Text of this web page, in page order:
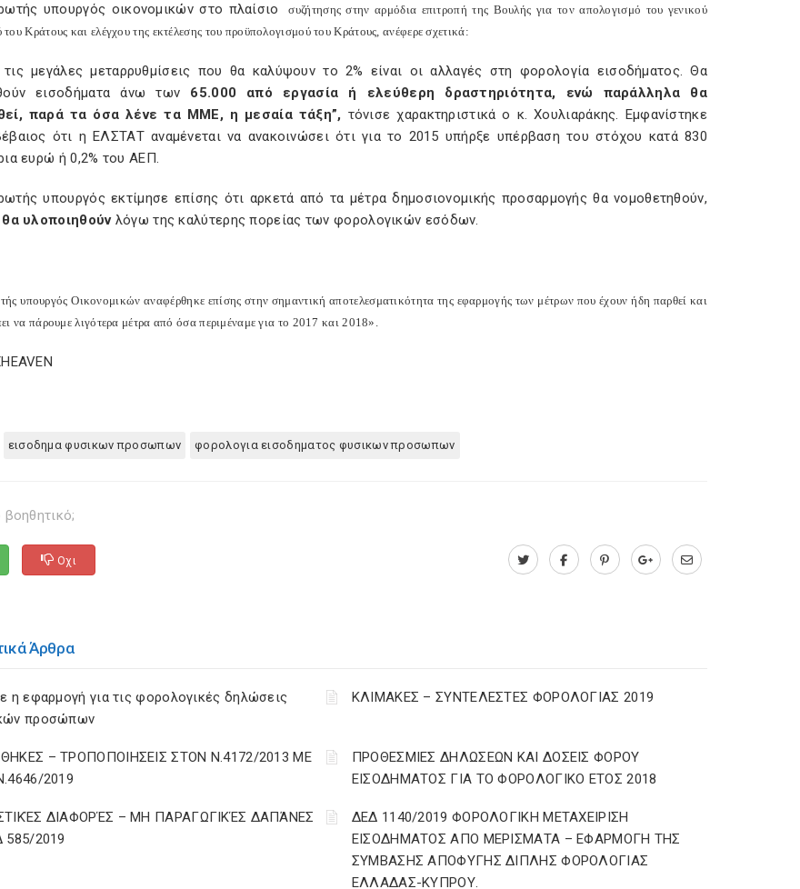
υπουργός οικονομικών στο πλαίσιο
συζήτησης στην αρμόδια επιτροπή της Βουλής για τον απολογισμό του γενικού
του Κράτους και ελέγχου της εκτέλεσης του προϋπολογισμού του Κράτους, ανέφερε σχετικά:
μεγάλες μεταρρυθμίσεις που θα καλύψουν το 2% είναι οι αλλαγές στη φορολογία εισοδήματος. Θα
εισοδήματα άνω των 65.000 από εργασία ή ελεύθερη δραστηριότητα, ενώ παράλληλα θα
παρά τα όσα λένε τα ΜΜΕ, η μεσαία τάξη”, τόνισε χαρακτηριστικά ο κ. Χουλιαράκης. Εμφανίστηκε
ότι η ΕΛΣΤΑΤ αναμένεται να ανακοινώσει ότι για το 2015 υπήρξε υπέρβαση του στόχου κατά 830
ευρώ ή 0,2% του ΑΕΠ.
υπουργός εκτίμησε επίσης ότι αρκετά από τα μέτρα δημοσιονομικής προσαρμογής θα νομοθετηθούν,
υλοποιηθούνλόγω της καλύτερης πορείας των φορολογικών εσόδων.
υπουργός Οικονομικών αναφέρθηκε επίσης στην σημαντική αποτελεσματικότητα της εφαρμογής των μέτρων που έχουν ήδη παρθεί και
να πάρουμε λιγότερα μέτρα από όσα περιμέναμε για το 2017 και 2018».
εισοδημα φυσικων προσωπων φορολογια εισοδηματος φυσικων προσωπων
βοηθητικό;
Οχι
Άρθρα
η εφαρμογή για τις φορολογικές δηλώσεις
προσώπων
ΚΛΙΜΑΚΕΣ – ΣΥΝΤΕΛΕΣΤΕΣ ΦΟΡΟΛΟΓΙΑΣ 2019
– ΤΡΟΠΟΠΟΙΗΣΕΙΣ ΣΤΟΝ Ν.4172/2013 ΜΕ
2019
ΠΡΟΘΕΣΜΙΕΣ ΔΗΛΩΣΕΩΝ ΚΑΙ ΔΟΣΕΙΣ ΦΟΡΟΥ
ΕΙΣΟΔΗΜΑΤΟΣ ΓΙΑ ΤΟ ΦΟΡΟΛΟΓΙΚΟ ΕΤΟΣ 2018
ΔΙΑΦΟΡΈΣ – ΜΗ ΠΑΡΑΓΩΓΙΚΈΣ ΔΑΠΆΝΕΣ
585/2019
ΔΕΔ 1140/2019 ΦΟΡΟΛΟΓΙΚΗ ΜΕΤΑΧΕΙΡΙΣΗ
ΕΙΣΟΔΗΜΑΤΟΣ ΑΠΟ ΜΕΡΙΣΜΑΤΑ – ΕΦΑΡΜΟΓΗ ΤΗΣ
ΣΥΜΒΑΣΗΣ ΑΠΟΦΥΓΗΣ ΔΙΠΛΗΣ ΦΟΡΟΛΟΓΙΑΣ
ΕΛΛΑΔΑΣ-ΚΥΠΡΟΥ.